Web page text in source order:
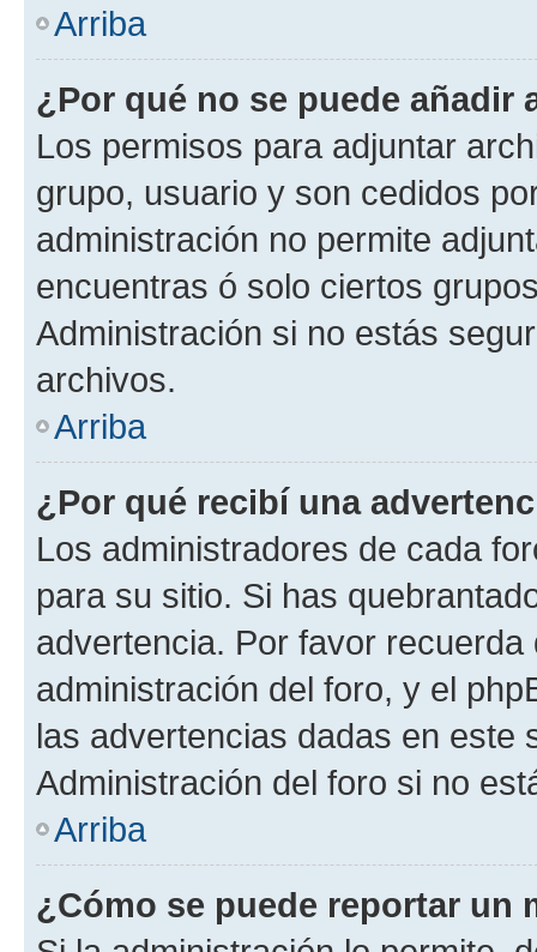
Arriba
¿Por qué no se puede añadir
Los permisos para adjuntar
grupo, usuario y son cedidos
administración no permite
encuentras ó solo ciertos
Administración si no estás
archivos.
Arriba
¿Por qué recibí una
Los administradores de cada
para su sitio. Si has
advertencia. Por favor
administración del foro, y el
las advertencias dadas en este
Administración del foro si no
Arriba
¿Cómo se puede reportar un